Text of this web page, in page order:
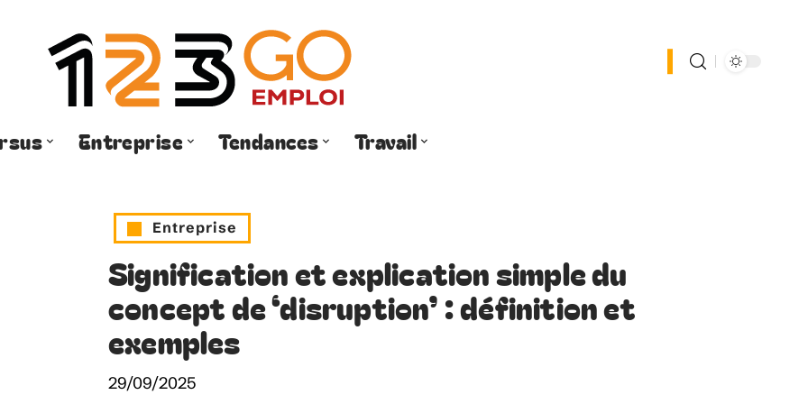
Entreprise Tendances Travail
Entreprise
Signification et explication simple du
concept de ‘disruption’ : définition et
exemples
29/09/2025